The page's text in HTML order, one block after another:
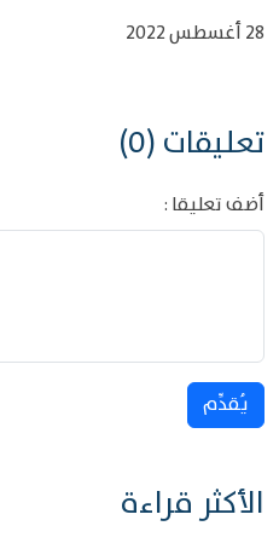
28 أغسطس 2022
تعليقات (0)
أضف تعليقا :
يُقدِّم
الأكثر قراءة